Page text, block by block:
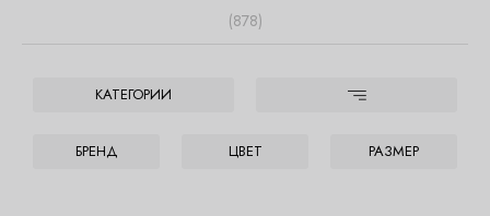
(878)
КАТЕГОРИИ
БРЕНД ЦВЕТ РАЗМЕР